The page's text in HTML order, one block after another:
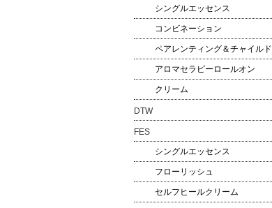
シングルエッセンス
コンビネーション
ペアレンティング＆チャイルド
アロマセラピーロールオン
クリーム
DTW
FES
シングルエッセンス
フローリッシュ
セルフヒールクリーム